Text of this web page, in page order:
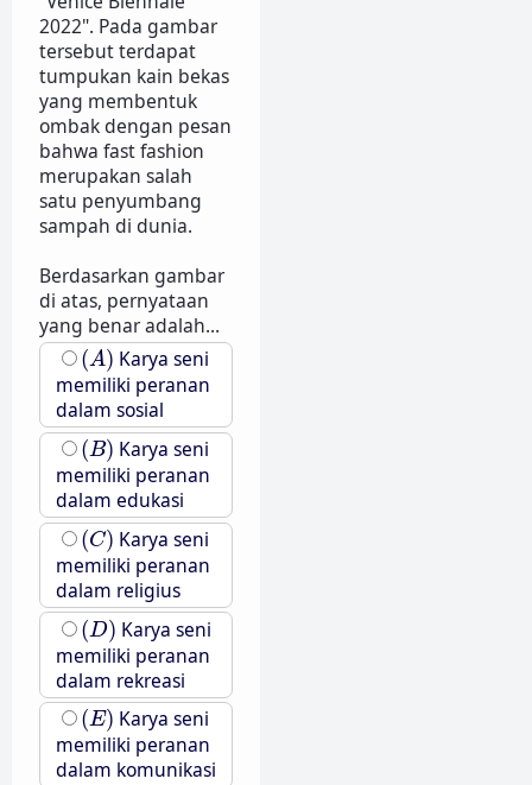
2022". Pada gambar
tersebut terdapat
tumpukan kain bekas
yang membentuk
ombak dengan pesan
bahwa fast fashion
merupakan salah
satu penyumbang
sampah di dunia.
Berdasarkan gambar
di atas, pernyataan
yang benar adalah...
(A)
(A) Karya seni
memiliki peranan
dalam sosial
(B)
(B) Karya seni
memiliki peranan
dalam edukasi
(C)
(C) Karya seni
memiliki peranan
dalam religius
(D)
(D) Karya seni
memiliki peranan
dalam rekreasi
(E)
(E) Karya seni
memiliki peranan
dalam komunikasi